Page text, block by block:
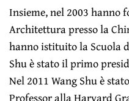
Insieme, nel 2003
Architettura presso la
hanno istituito la Scuola
Shu è stato il primo
Nel 2011 Wang Shu è
Professor alla Harvard